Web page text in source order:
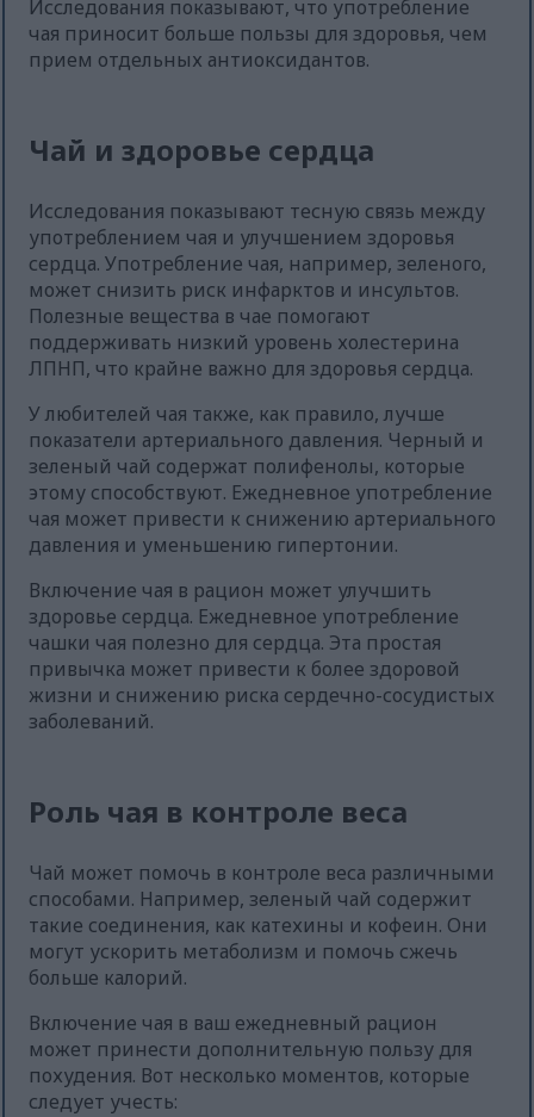
Исследования показывают, что употребление
чая приносит больше пользы для здоровья, чем
прием отдельных антиоксидантов.
Чай и здоровье сердца
Исследования показывают тесную связь между
употреблением чая и улучшением здоровья
сердца. Употребление чая, например, зеленого,
может снизить риск инфарктов и инсультов.
Полезные вещества в чае помогают
поддерживать низкий уровень холестерина
ЛПНП, что крайне важно для здоровья сердца.
У любителей чая также, как правило, лучше
показатели артериального давления. Черный и
зеленый чай содержат полифенолы, которые
этому способствуют. Ежедневное употребление
чая может привести к снижению артериального
давления и уменьшению гипертонии.
Включение чая в рацион может улучшить
здоровье сердца. Ежедневное употребление
чашки чая полезно для сердца. Эта простая
привычка может привести к более здоровой
жизни и снижению риска сердечно-сосудистых
заболеваний.
Роль чая в контроле веса
Чай может помочь в контроле веса различными
способами. Например, зеленый чай содержит
такие соединения, как катехины и кофеин. Они
могут ускорить метаболизм и помочь сжечь
больше калорий.
Включение чая в ваш ежедневный рацион
может принести дополнительную пользу для
похудения. Вот несколько моментов, которые
следует учесть: